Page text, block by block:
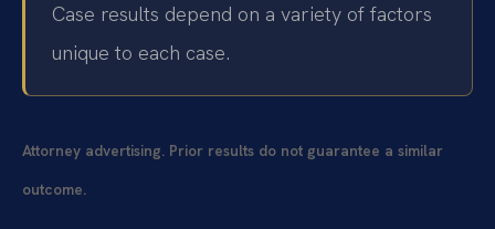
Case results depend on a variety of factors
unique to each case.
Attorney advertising. Prior results do not guarantee a similar
outcome.